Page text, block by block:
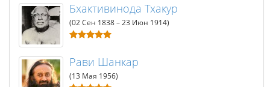
Бхактивинода Тхакур
(02 Сен 1838 – 23 Июн 1914)
Рави Шанкар
(13 Мая 1956)